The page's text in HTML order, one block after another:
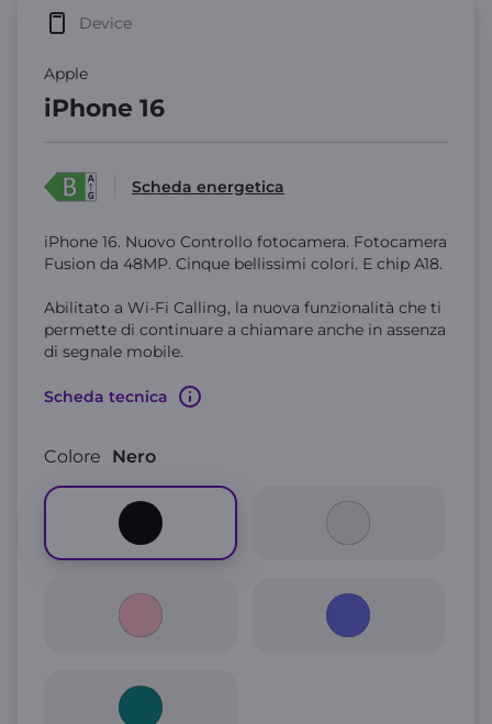
Apple
iPhone 16
Device
Scheda energetica
iPhone 16. Nuovo Controllo fotocamera. Fotocamera
Fusion da 48MP. Cinque bellissimi colori. E chip A18.
Abilitato a Wi-Fi Calling, la nuova funzionalità che ti
permette di continuare a chiamare anche in assenza
di segnale mobile.
Scheda tecnica
Colore Nero